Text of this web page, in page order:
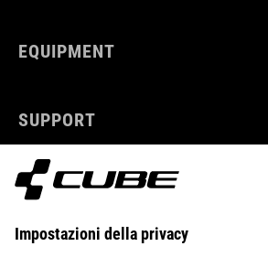
EQUIPMENT
SUPPORT
ABOUT US